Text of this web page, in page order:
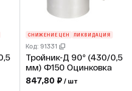
СНИЖЕНИЕ ЦЕН ЛИКВИДАЦИЯ
Код: 91331
Тройник-Д 90° (430/0,5
мм) Ф150 Оцинковка
847,80 ₽ / шт